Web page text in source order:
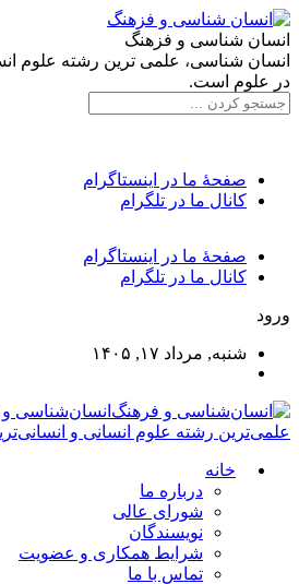
انسان شناسی و فزهنگ
انسان شناسی، علمی ترین رشته علوم
در علوم است.
صفحۀ ما در اینستاگرام
کانال ما در تلگرام
صفحۀ ما در اینستاگرام
کانال ما در تلگرام
ورود
شنبه, مرداد ۱۷, ۱۴۰۵
انسان‌شناسی
علمی‌ترین رشته علوم انسانی و
خانه
درباره ما
شورای عالی
نویسندگان
شرایط همکاری و عضویت
تماس با ما